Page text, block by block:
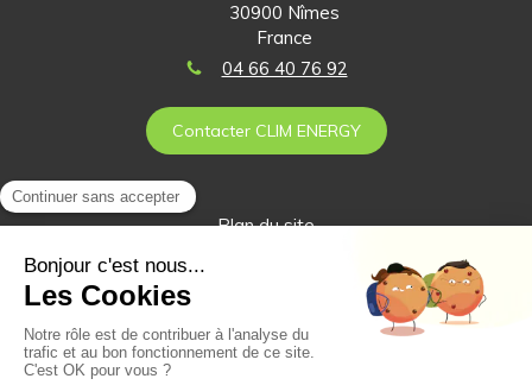
30900 Nîmes
France
04 66 40 76 92
Contacter CLIM ENERGY
Plan du site